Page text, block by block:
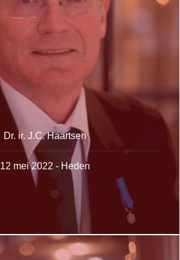
Dr. ir. J.C. Haartsen
12 mei 2022 - Heden